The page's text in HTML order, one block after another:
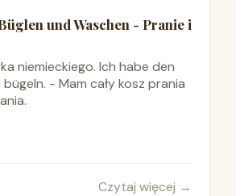
und Waschen - Pranie i
niemieckiego. Ich habe den
- Mam cały kosz prania
Czytaj więcej →